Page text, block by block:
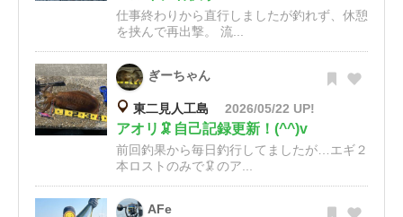
仕事終わりから直行しましたが釣れず、休憩
を挟んで再出撃。 流...
ぎーちゃん
東二見人工島 2026/05/22 UP!
アオリ🦑自己記録更新！(^^)v
前回釣果から毎日釣行してましたが…エギ２
本ロストのみで🦑のア...
AFe